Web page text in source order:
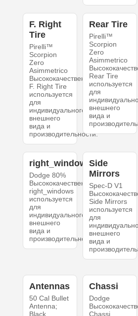
F. Right
Tire
Pirelli™
Scorpion
Zero
Asimmetrico
Высококачественный
F. Right Tire
используется
для
индивидуального
внешнего
вида и
производительности.
Rear Tire
Pirelli™
Scorpion
Zero
Asimmetrico
Rear Tire
используется
для
внешнего
вида и
right_windows
Dodge 80%
Высококачественный
right_windows
используется
для
индивидуального
внешнего
вида и
производительности.
Side
Mirrors
Spec-D V1
Side Mirrors
используется
для
внешнего
вида и
Antennas
50 Cal Bullet
Antenna;
Black
Chassi
Dodge
Chassi